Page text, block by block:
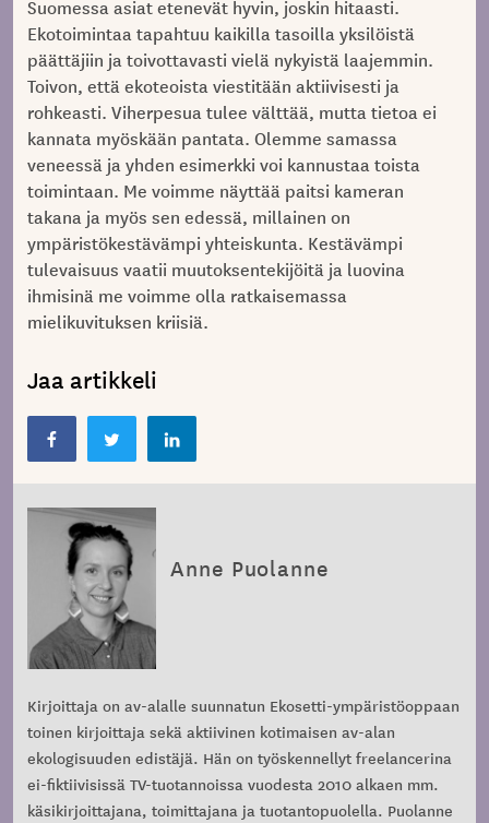
Suomessa asiat etenevät hyvin, joskin hitaasti.
Ekotoimintaa tapahtuu kaikilla tasoilla yksilöistä
päättäjiin ja toivottavasti vielä nykyistä laajemmin.
Toivon, että ekoteoista viestitään aktiivisesti ja
rohkeasti. Viherpesua tulee välttää, mutta tietoa ei
kannata myöskään pantata. Olemme samassa
veneessä ja yhden esimerkki voi kannustaa toista
toimintaan. Me voimme näyttää paitsi kameran
takana ja myös sen edessä, millainen on
ympäristökestävämpi yhteiskunta. Kestävämpi
tulevaisuus vaatii muutoksentekijöitä ja luovina
ihmisinä me voimme olla ratkaisemassa
mielikuvituksen kriisiä.
Jaa artikkeli
Anne Puolanne
Kirjoittaja on av-alalle suunnatun Ekosetti-ympäristöoppaan
toinen kirjoittaja sekä aktiivinen kotimaisen av-alan
ekologisuuden edistäjä. Hän on työskennellyt freelancerina
ei-fiktiivisissä TV-tuotannoissa vuodesta 2010 alkaen mm.
käsikirjoittajana, toimittajana ja tuotantopuolella. Puolanne